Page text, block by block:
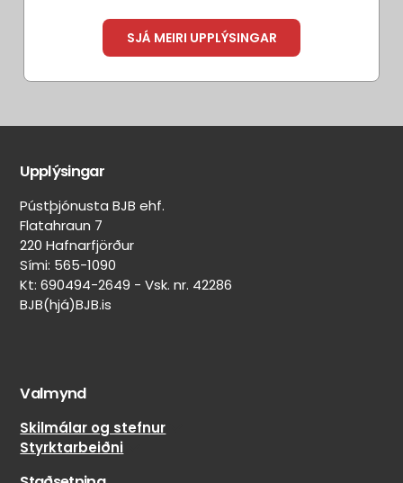
SJÁ MEIRI UPPLÝSINGAR
Aðrir
Nei
Aðrar
Upplýsingar
Pústþjónusta BJB ehf.
Flatahraun 7
220 Hafnarfjörður
Sími: 565-1090
Kt: 690494-2649 - Vsk. nr. 42286
BJB(hjá)BJB.is
Valmynd
Skilmálar og stefnur
Styrktarbeiðni